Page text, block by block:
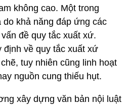
không cao. Một trong
khả năng đáp ứng các
đề quy tắc xuất xứ.
định về quy tắc xuất xứ
tuy nhiên cũng linh hoạt
nguồn cung thiếu hụt.
xây dựng văn bản nội luật